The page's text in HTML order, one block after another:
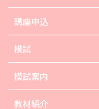
講座申込
模試
模試案内
教材紹介